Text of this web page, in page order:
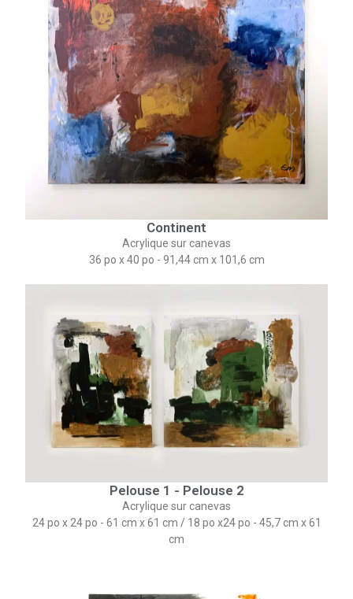
Continent
Acrylique sur canevas
36 po x 40 po - 91,44 cm x 101,6 cm​
Pelouse 1 - Pelouse 2
Acrylique sur canevas
24 po x 24 po - 61 cm x 61 cm​ / 18 po x24 po - 45,7 cm x 61
cm